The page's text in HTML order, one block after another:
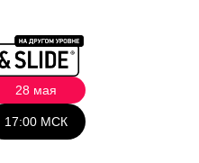
28 мая
17:00 МСК